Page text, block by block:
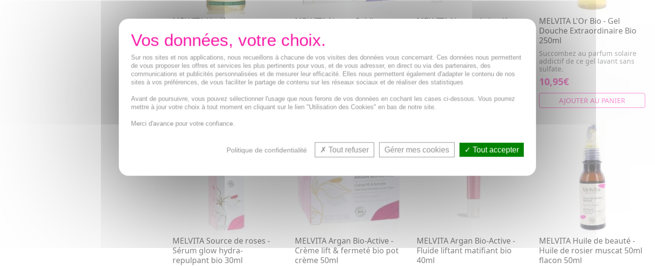
MELVITA Hygiène -
Shampooing familial extra-
doux 1l
Le shampoing familial bio
associe le tilleul et le miel de
fleurs reconnus pour le...
13,04€
AJOUTER AU PANIER
MELVITA Nectar Sublime -
50ml
Elle redéfinit les contours du
visage et redensifie la peau
46,83€
AJOUTER AU PANIER
MELVITA Nectar de lumière -
Corrige les taches pigmentaires
et hydrate la peau pour un teint
éclatant et unifié
33,27€
AJOUTER AU PANIER
MELVITA L'Or Bio - Gel
Douche Extraordinaire Bio
250ml
Succombez au parfum solaire
addictif de ce gel lavant sans
sulfate.
10,95€
AJOUTER AU PANIER
MELVITA Source de roses -
Sérum glow hydra-
repulpant bio 30ml
MELVITA Argan Bio-Active -
Crème lift & fermeté bio pot
crème 50ml
MELVITA Argan Bio-Active -
Fluide liftant matifiant bio
40ml
MELVITA Huile de beauté -
Huile de rosier muscat 50ml
flacon 50ml
Sur nos sites et nos applications, nous recueillons à chacune de vos visites des données vous concernant. Ces données nous permettent
de vous proposer les offres et services les plus pertinents pour vous, et de vous adresser, en direct ou via des partenaires, des
communications et publicités personnalisées et de mesurer leur efficacité. Elles nous permettent également d'adapter le contenu de nos
sites à vos préférences, de vous faciliter le partage de contenu sur les réseaux sociaux et de réaliser des statistiques
Avant de poursuivre, vous pouvez sélectionner l'usage que nous ferons de vos données en cochant les cases ci-dessous. Vous pourrez
mettre à jour votre choix à tout moment en cliquant sur le lien "Utilisation des Cookies" en bas de notre site.
Merci d'avance pour votre confiance.
Politique de confidentialité Tout refuser Gérer mes cookies Tout accepter